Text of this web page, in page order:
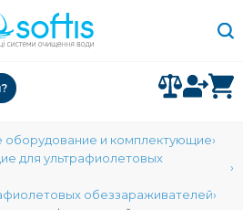
оборудование и комплектующие
для ультрафиолетовых
обеззараживателей